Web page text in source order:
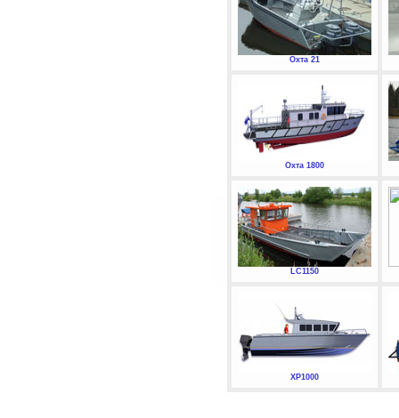
Охта 21
Охта 1800
LC1150
XP1000